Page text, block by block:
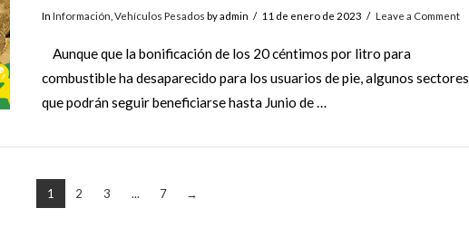
In Información Vehículos Pesados by admin 11 de enero de 2023 Leave a Comment
Aunque que la bonificación de los 20 céntimos por litro para
combustible ha desaparecido para los usuarios de pie, algunos sectores
que podrán seguir beneficiarse hasta Junio de …
1 2 3 ... 7 →